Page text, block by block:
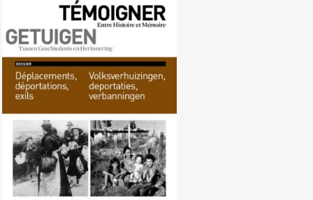
Nr. 110 (10/2011)
Volksverhuizingen, deportaties,
verbanningen